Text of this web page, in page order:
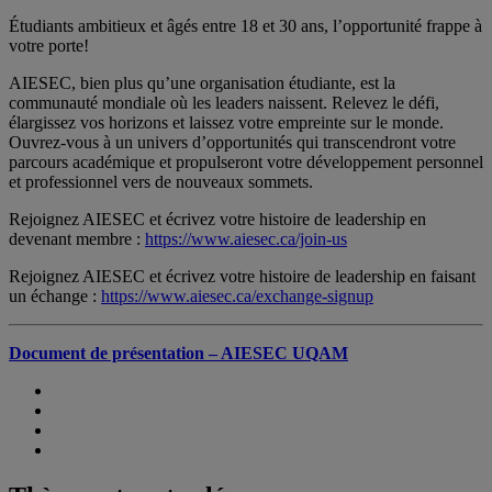
Étudiants ambitieux et âgés entre 18 et 30 ans, l’opportunité frappe à
votre porte!
AIESEC, bien plus qu’une organisation étudiante, est la
communauté mondiale où les leaders naissent. Relevez le défi,
élargissez vos horizons et laissez votre empreinte sur le monde.
Ouvrez-vous à un univers d’opportunités qui transcendront votre
parcours académique et propulseront votre développement personnel
et professionnel vers de nouveaux sommets.
Rejoignez AIESEC et écrivez votre histoire de leadership en
devenant membre : https://www.aiesec.ca/join-us
Rejoignez AIESEC et écrivez votre histoire de leadership en faisant
un échange : https://www.aiesec.ca/exchange-signup
Document de présentation – AIESEC UQAM